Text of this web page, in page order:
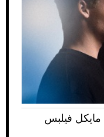
مايكل فيلبس